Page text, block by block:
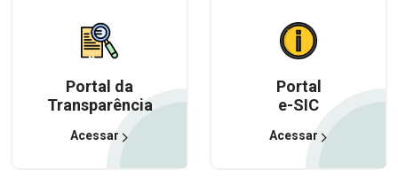
Portal da
Transparência
Acessar
Portal
e-SIC
Acessar